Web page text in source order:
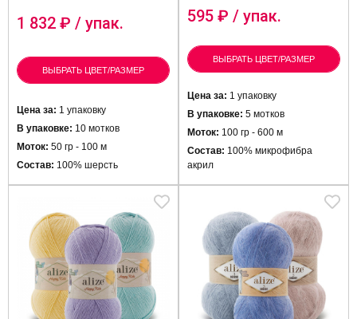
1 832 ₽ / упак.
ВЫБРАТЬ ЦВЕТ/РАЗМЕР
Цена за: 1 упаковку
В упаковке: 10 мотков
Моток: 50 гр - 100 м
Состав: 100% шерсть
595 ₽ / упак.
ВЫБРАТЬ ЦВЕТ/РАЗМЕР
Цена за: 1 упаковку
В упаковке: 5 мотков
Моток: 100 гр - 600 м
Состав: 100% микрофибра
акрил